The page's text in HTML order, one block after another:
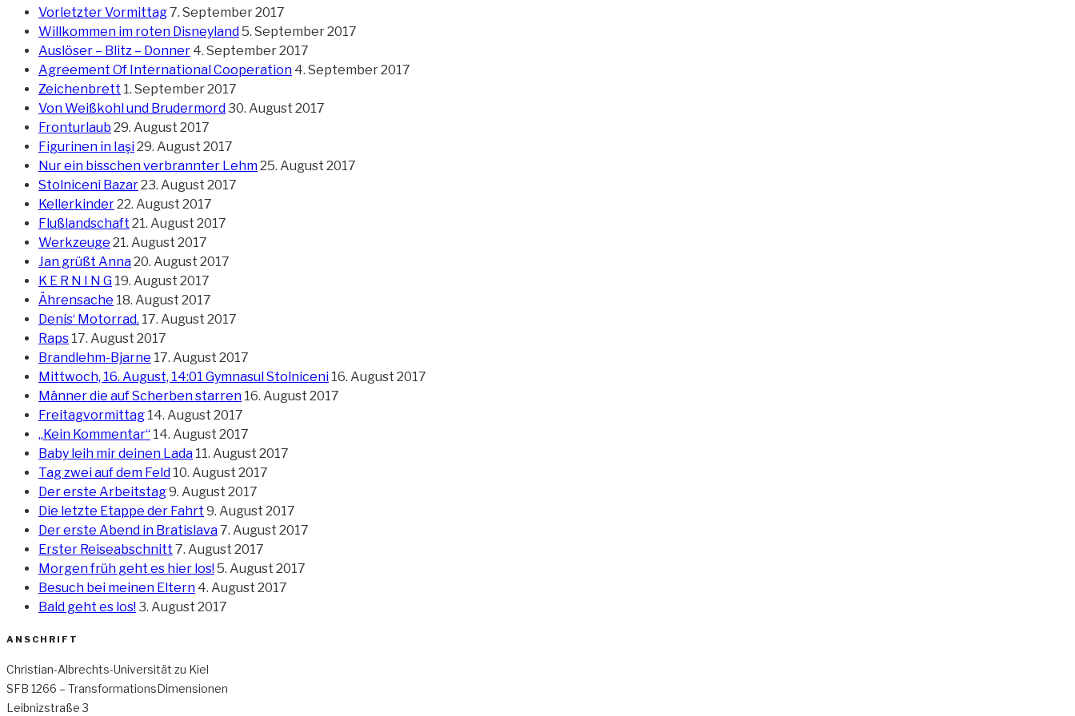
Vorletzter Vormittag7. September 2017
Willkommen im roten Disneyland5. September 2017
Auslöser – Blitz – Donner 4. September 2017
Agreement Of International Cooperation 4. September 2017
Zeichenbrett 1. September 2017
Von Weißkohl und Brudermord30. August 2017
Fronturlaub 29. August 2017
Figurinen in Iaşi29. August 2017
Nur ein bisschen verbrannter Lehm25. August 2017
Stolniceni Bazar23. August 2017
Kellerkinder22. August 2017
Flußlandschaft 21. August 2017
Werkzeuge 21. August 2017
Jan grüßt Anna20. August 2017
K E R N I N G 19. August 2017
Ährensache 18. August 2017
Denis‘ Motorrad. 17. August 2017
Raps 17. August 2017
Brandlehm-Bjarne 17. August 2017
Mittwoch, 16. August, 14:01 Gymnasul Stolniceni 16. August 2017
Männer die auf Scherben starren 16. August 2017
Freitagvormittag 14. August 2017
„Kein Kommentar“ 14. August 2017
Baby leih mir deinen Lada 11. August 2017
Tag zwei auf dem Feld 10. August 2017
Der erste Arbeitstag9. August 2017
Die letzte Etappe der Fahrt 9. August 2017
Der erste Abend in Bratislava7. August 2017
Erster Reiseabschnitt 7. August 2017
Morgen früh geht es hier los!5. August 2017
Besuch bei meinen Eltern 4. August 2017
Bald geht es los!3. August 2017
ANSCHRIFT
Christian-Albrechts-Universität zu Kiel
SFB 1266 – TransformationsDimensionen
Leibnizstraße 3